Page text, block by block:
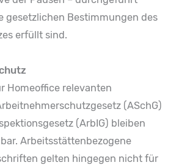
gesetzlichen Bestimmungen des
erfüllt sind.
Homeoffice relevanten
(ASchG)
(ArbIG) bleiben
Arbeitsstättenbezogene
gelten hingegen nicht für